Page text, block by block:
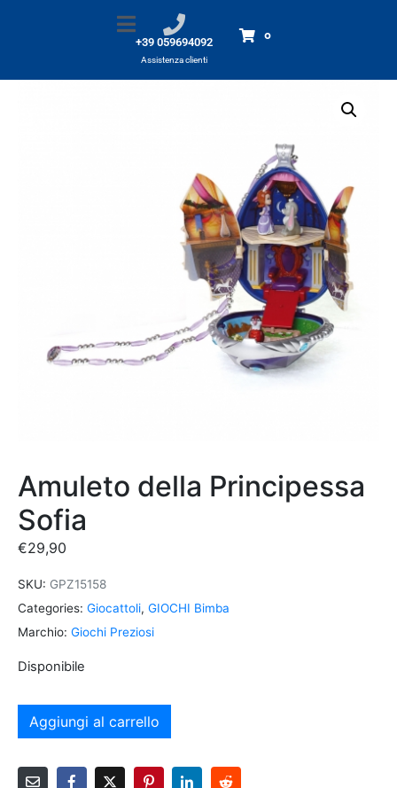
+39 059694092
Assistenza clienti
0
Prodotti Amuleto della Principessa Sofia
Amuleto della Principessa
Sofia
€29,90
SKU: GPZ15158
Categories: Giocattoli, GIOCHI Bimba
Marchio: Giochi Preziosi
Disponibile
Aggiungi al carrello